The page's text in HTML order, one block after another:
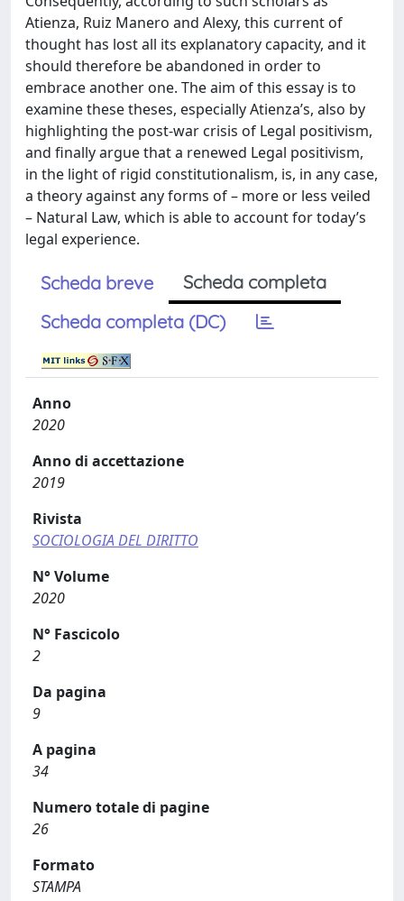
Atienza, Ruiz Manero and Alexy, this current of
thought has lost all its explanatory capacity, and it
should therefore be abandoned in order to
embrace another one. The aim of this essay is to
examine these theses, especially Atienza’s, also by
highlighting the post-war crisis of Legal positivism,
and finally argue that a renewed Legal positivism,
in the light of rigid constitutionalism, is, in any case,
a theory against any forms of – more or less veiled
– Natural Law, which is able to account for today’s
legal experience.
Scheda breve
Scheda completa
Scheda completa (DC)
Anno
2020
Anno di accettazione
2019
Rivista
SOCIOLOGIA DEL DIRITTO
N° Volume
2020
N° Fascicolo
2
Da pagina
9
A pagina
34
Numero totale di pagine
26
Formato
STAMPA